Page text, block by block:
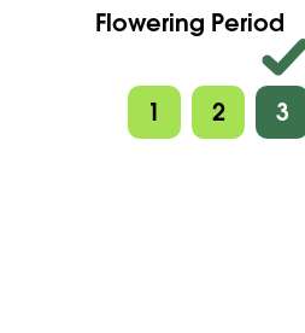
Flowering Period
1 2 3